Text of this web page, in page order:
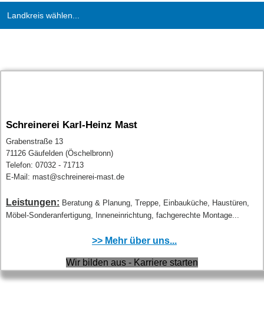
Landkreis wählen...
Schreinerei Karl-Heinz Mast
Grabenstraße 13
71126 Gäufelden (Öschelbronn)
Telefon: 07032 - 71713
E-Mail: mast@schreinerei-mast.de
Leistungen: Beratung & Planung, Treppe, Einbauküche, Haustüren,
Möbel-Sonderanfertigung, Inneneinrichtung, fachgerechte Montage...
>> Mehr über uns...
Wir bilden aus - Karriere starten